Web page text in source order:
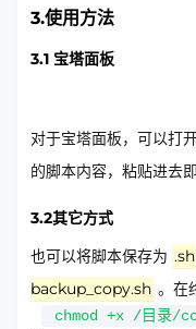
3.使用方法
3.1 宝塔面板
对于宝塔面板，可以打
的脚本内容，粘贴进去
3.2其它方式
也可以将脚本保存为 .sh
backup_copy.sh 。在
chmod +x /目录/